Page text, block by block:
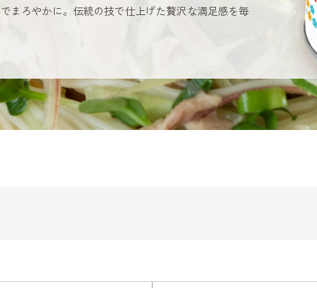
まろやかに。伝統の技で仕上げた贅沢な満足感を毎